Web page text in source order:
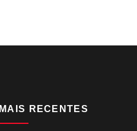
MAIS RECENTES